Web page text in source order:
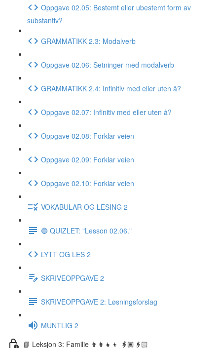
Oppgave 02.05: Bestemt eller ubestemt form av
substantiv?
GRAMMATIKK 2.3: Modalverb
Oppgave 02.06: Setninger med modalverb
GRAMMATIKK 2.4: Infinitiv med eller uten å?
Oppgave 02.07: Infinitiv med eller uten å?
Oppgave 02.08: Forklar veien
Oppgave 02.09: Forklar veien
Oppgave 02.10: Forklar veien
VOKABULAR OG LESING 2
🔵 QUIZLET: "Lesson 02.06."
LYTT OG LES 2
SKRIVEOPPGAVE 2
SKRIVEOPPGAVE 2: Løsningsforslag
MUNTLIG 2
📘 Leksjon 3: Familie 👨‍👩‍👧‍👦 👵🏽👴🏻